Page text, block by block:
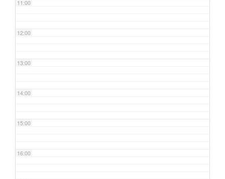
11:00
12:00
13:00
14:00
15:00
16:00